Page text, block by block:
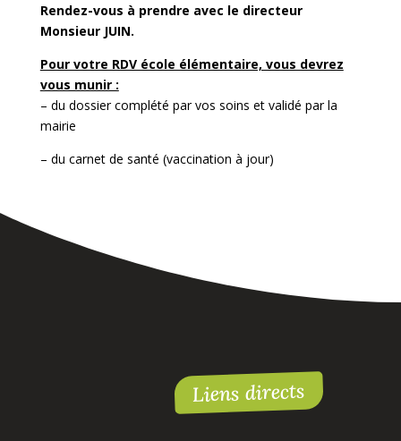
Rendez-vous à prendre avec le directeur
Monsieur JUIN.
Pour votre RDV école élémentaire, vous devrez
vous munir :
– du dossier complété par vos soins et validé par la
mairie
– du carnet de santé (vaccination à jour)
Liens directs